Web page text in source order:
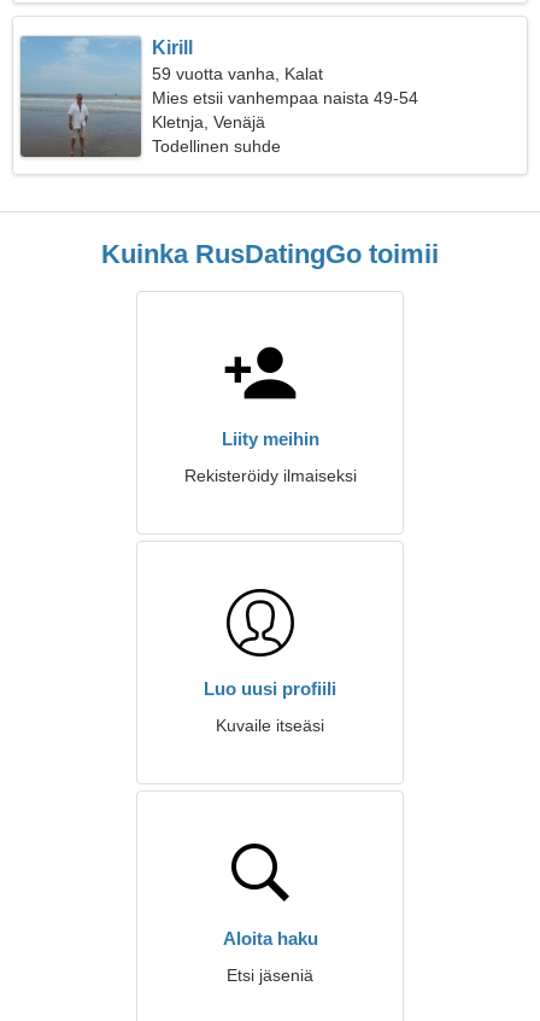
Kirill
59 vuotta vanha, Kalat
Mies etsii vanhempaa naista 49-54
Kletnja, Venäjä
Todellinen suhde
Kuinka RusDatingGo toimii
Liity meihin
Rekisteröidy ilmaiseksi
Luo uusi profiili
Kuvaile itseäsi
Aloita haku
Etsi jäseniä